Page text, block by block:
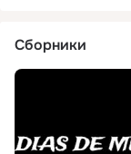
Сборники